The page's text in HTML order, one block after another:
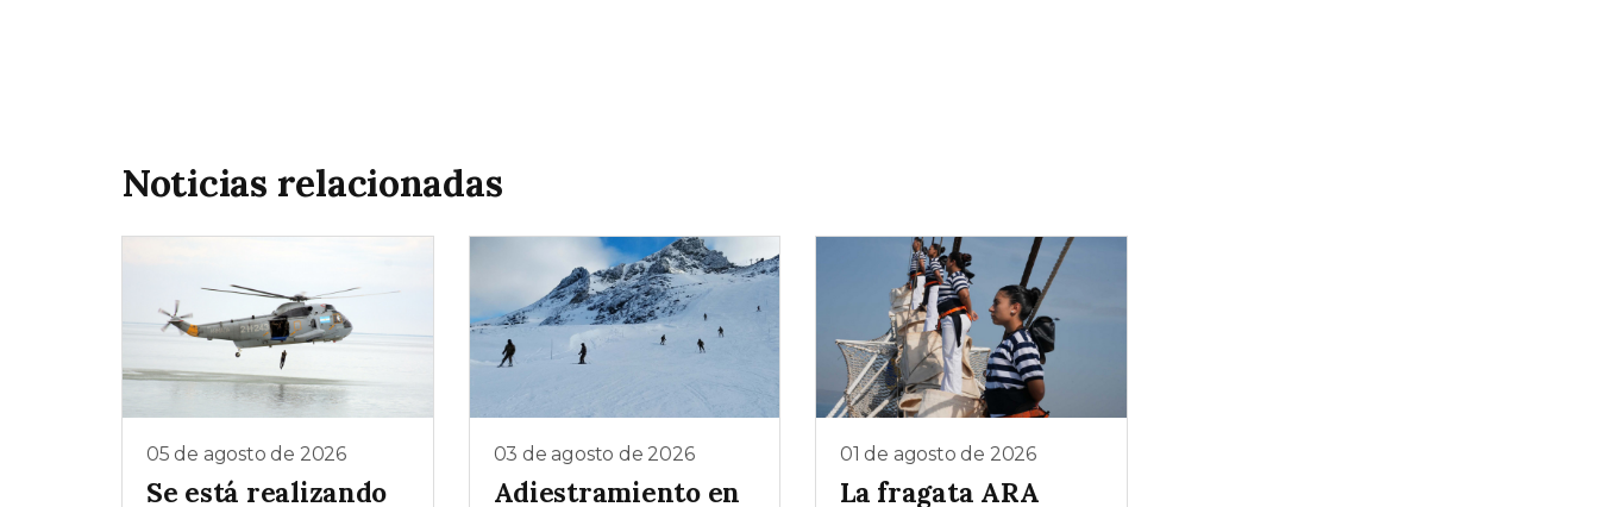
Noticias relacionadas
05 de agosto de 2026
Se está realizando
03 de agosto de 2026
Adiestramiento en
01 de agosto de 2026
La fragata ARA